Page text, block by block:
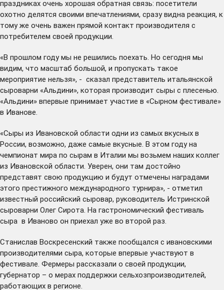
праздниках очень хорошая обратная связь: посетители
охотно делятся своими впечатлениями, сразу видна реакция, к
тому же очень важен прямой контакт производителя с
потребителем своей продукции.
«В прошлом году мы не решились поехать. Но сегодня мы
видим, что масштаб большой, и пропускать такое
мероприятие нельзя», - сказал представитель итальянской
сыроварни «Альдини», которая производит сыры с плесенью.
«Альдини» впервые принимает участие в «Сырном фестивале»
в Иванове.
«Сыры из Ивановской области одни из самых вкусных в
России, возможно, даже самые вкусные. В этом году на
чемпионат мира по сырам в Италии мы возьмем наших коллег
из Ивановской области. Уверен, они там достойно
представят свою продукцию и будут отмечены наградами
этого престижного международного турнира», - отметил
известный российский сыровар, руководитель Истринской
сыроварни Олег Сирота. На гастрономический фестиваль
сыра в Иваново он приехал уже во второй раз.
Станислав Воскресенский также пообщался с ивановскими
производителями сыра, которые впервые участвуют в
фестивале. Фермеры рассказали о своей продукции,
губернатор – о мерах поддержки сельхозпроизводителей,
работающих в регионе.